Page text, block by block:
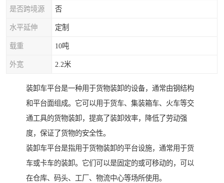
是否跨境源 否
水平延伸 定制
载重 10吨
外宽 2.2米
装卸车平台是一种用于货物装卸的设备，通常由钢结构
和平台面组成。它可以用于货车、集装箱车、火车等交
通工具的货物装卸，提高了装卸效率，降低了劳动强
度，保证了货物的安全性。
装卸车平台是指用于货物装卸的平台设施，通常用于货
车或卡车的装卸。它们可以是固定的或可移动的，可以
在仓库、码头、工厂、物流中心等场所使用。